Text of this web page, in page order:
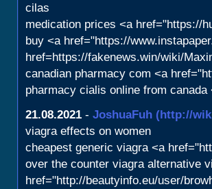
cilas
medication prices <a href="https://
buy <a href="https://
href=https://fakenews.win/wiki/
canadian pharmacy com <a
pharmacy cialis online from
21.08.2021 - JoshuaFuh (http://
viagra effects on women
cheapest generic viagra <a
over the counter viagra alternative
href="http://beautyinfo.eu/user/